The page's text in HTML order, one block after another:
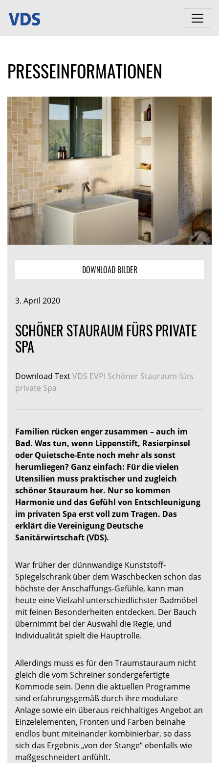
PRESSEINFORMATIONEN
DOWNLOAD BILDER
3. April 2020
SCHÖNER STAURAUM FÜRS PRIVATE
SPA
Download TextVDS EVPI Schöner Stauraum fürs
private Spa
Familien rücken enger zusammen – auch im
Bad. Was tun, wenn Lippenstift, Rasierpinsel
oder Quietsche-Ente noch mehr als sonst
herumliegen? Ganz einfach: Für die vielen
Utensilien muss praktischer und zugleich
schöner Stauraum her. Nur so kommen
Harmonie und das Gefühl von Entschleunigung
im privaten Spa erst voll zum Tragen. Das
erklärt die Vereinigung Deutsche
Sanitärwirtschaft (VDS).
War früher der dünnwandige Kunststoff-
Spiegelschrank über dem Waschbecken schon das
höchste der Anschaffungs-Gefühle, kann man
heute eine Vielzahl unterschiedlichster Badmöbel
mit feinen Besonderheiten entdecken. Der Bauch
übernimmt bei der Auswahl die Regie, und
Individualität spielt die Hauptrolle.
Allerdings muss es für den Traumstauraum nicht
gleich die vom Schreiner sondergefertigte
Kommode sein. Denn die aktuellen Programme
sind erfahrungsgemäß durch ihre modulare
Anlage sowie ein überaus reichhaltiges Angebot an
Einzelelementen, Fronten und Farben beinahe
endlos bunt miteinander kombinierbar, so dass
sich das Ergebnis „von der Stange“ ebenfalls wie
maßgeschneidert anfühlt.